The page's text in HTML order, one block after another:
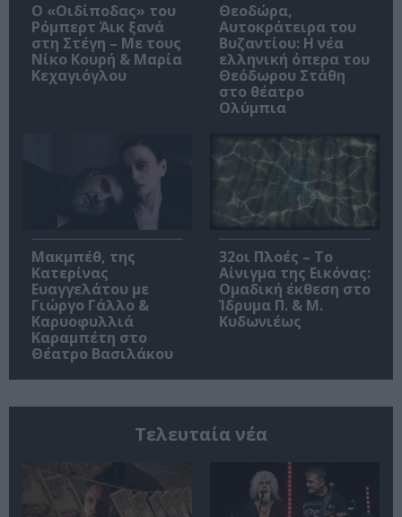
O «Οιδίποδας» του
Ρόμπερτ Άικ ξανά
στη Στέγη – Με τους
Νίκο Κουρή & Μαρία
Κεχαγιόγλου
Θεοδώρα,
Αυτοκράτειρα του
Βυζαντίου: Η νέα
ελληνική όπερα του
Θεόδωρου Στάθη
στο θέατρο
Ολύμπια
Μακμπέθ, της
Κατερίνας
Ευαγγελάτου με
Γιώργο Γάλλο &
Καρυοφυλλιά
Καραμπέτη στο
Θέατρο Βασιλάκου
32οι Πλοές – Το
Αίνιγμα της Εικόνας:
Ομαδική έκθεση στο
Ίδρυμα Π. & Μ.
Κυδωνιέως
Τελευταία νέα